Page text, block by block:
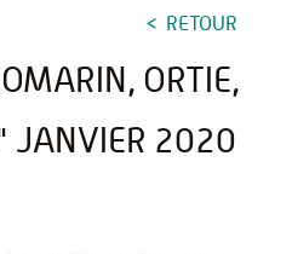
RETOUR
ORTIE,
JANVIER 2020